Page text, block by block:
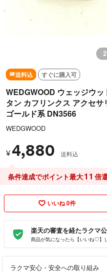
送料込 すぐに購入可
WEDGWOOD ウェッジウ
タン カフリンクス アクセ
ゴールド系 DN3566
WEDGWOOD
¥4,880 送料込
条件達成でポイント最大11 倍
いいね 0件
楽天の審査を経たラクマ
商品が気になったら【いいね♡】
ラクマ安心・安全への取り組み